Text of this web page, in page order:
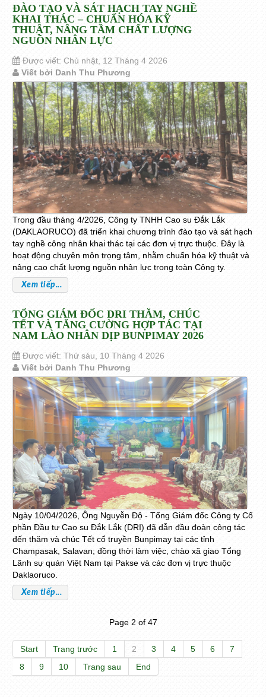
ĐÀO TẠO VÀ SÁT HẠCH TAY NGHỀ
KHAI THÁC – CHUẨN HÓA KỸ
THUẬT, NÂNG TẦM CHẤT LƯỢNG
NGUỒN NHÂN LỰC
Được viết: Chủ nhật, 12 Tháng 4 2026
Viết bởi Danh Thu Phương
Trong đầu tháng 4/2026, Công ty TNHH Cao su Đắk Lắk
(DAKLAORUCO) đã triển khai chương trình đào tạo và sát hạch
tay nghề công nhân khai thác tại các đơn vị trực thuộc. Đây là
hoạt động chuyên môn trọng tâm, nhằm chuẩn hóa kỹ thuật và
nâng cao chất lượng nguồn nhân lực trong toàn Công ty.
Xem tiếp...
TỔNG GIÁM ĐỐC DRI THĂM, CHÚC
TẾT VÀ TĂNG CƯỜNG HỢP TÁC TẠI
NAM LÀO NHÂN DỊP BUNPIMAY 2026
Được viết: Thứ sáu, 10 Tháng 4 2026
Viết bởi Danh Thu Phương
Ngày 10/04/2026, Ông Nguyễn Độ - Tổng Giám đốc Công ty Cổ
phần Đầu tư Cao su Đắk Lắk (DRI) đã dẫn đầu đoàn công tác
đến thăm và chúc Tết cổ truyền Bunpimay tại các tỉnh
Champasak, Salavan; đồng thời làm việc, chào xã giao Tổng
Lãnh sự quán Việt Nam tại Pakse và các đơn vị trực thuộc
Daklaoruco.
Xem tiếp...
Page 2 of 47
Start Trang trước 1 2 3 4 5 6
7
8
9 10 Trang sau End